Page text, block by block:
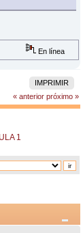
En línea
IMPRIMIR
« anterior próximo »
1